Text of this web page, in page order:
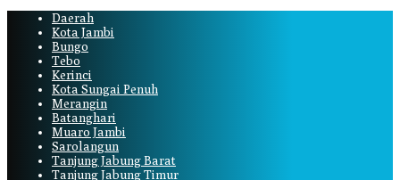
Daerah
Kota Jambi
Bungo
Tebo
Kerinci
Kota Sungai Penuh
Merangin
Batanghari
Muaro Jambi
Sarolangun
Tanjung Jabung Barat
Tanjung Jabung Timur